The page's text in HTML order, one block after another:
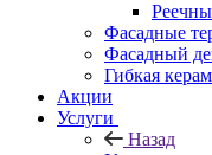
Фасадные
Фасадный
Гибкая
Акции
Услуги
Назад